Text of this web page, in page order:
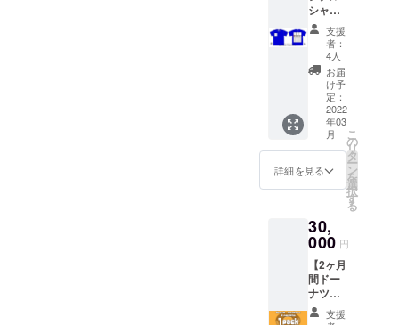
半年間
着用を
予定し
ていま
す。 ※
メー
カー：
FRUIT
OF THE
LOOM
／色：
20 RYL
※掲載サ
イズは
応募人
数によ
り変わ
りま
す。 ※
相当）
分をの
チケッ
トで
す。 交
換期
限：
OPEN
2022/2/
28 使用
期限：
1ヶ月間
チケッ
ト交換
用メー
ルをお
送りい
たしま
シャツ
バック
プリン
トへの
名入れ
（中）
ントサ
イズ：1
「W6×
H6(cm)
」 T
シャツ
にお名
前、店
名、ロ
ゴのい
ずれか
を掲載
いたし
支援
者：
4人
お届
け予
定：
2022
年03
月
詳細を見る
こ
の
リ
タ
ー
ン
を
選
択
す
る
30,
000 円
【2ヶ月
間ドー
ナツ毎
日
1pack
支援